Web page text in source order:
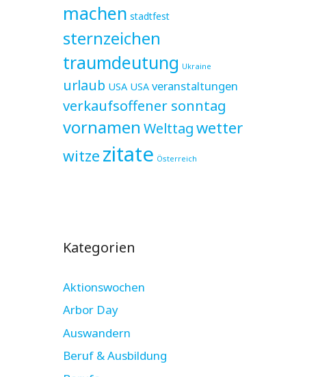
machen stadtfest
sternzeichen
traumdeutung Ukraine
urlaub USA USA veranstaltungen
verkaufsoffener sonntag
vornamen Welttagwetter
witze zitate Österreich
Kategorien
Aktionswochen
Arbor Day
Auswandern
Beruf & Ausbildung